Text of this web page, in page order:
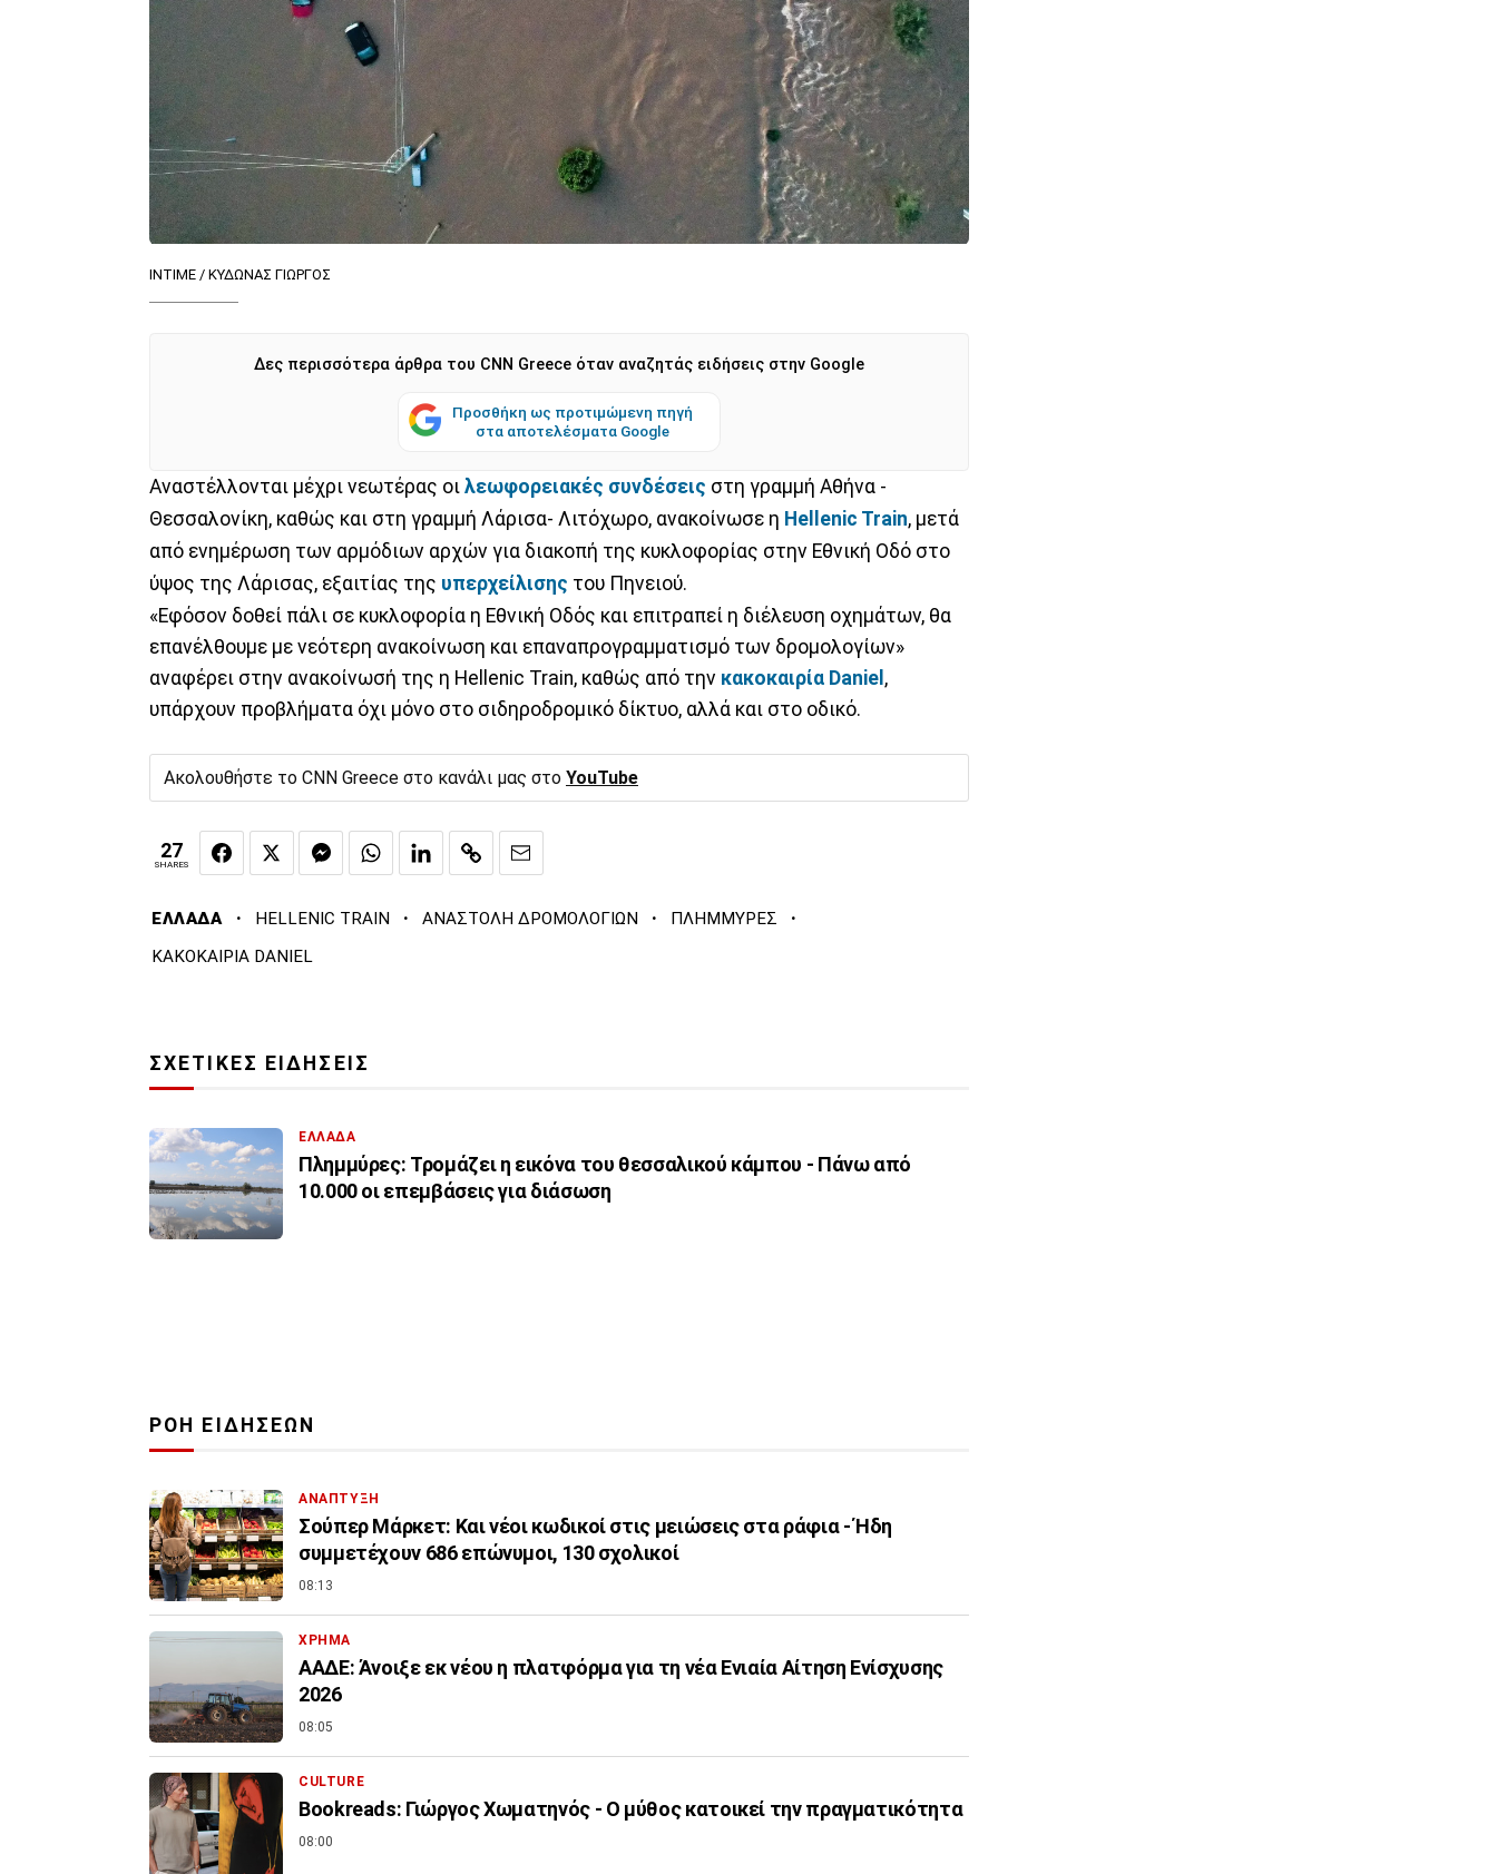
INTIME / ΚΥΔΩΝΑΣ ΓΙΩΡΓΟΣ
Δες περισσότερα άρθρα του CNN Greece όταν αναζητάς ειδήσεις στην Google
Προσθήκη ως προτιμώμενη πηγή
στα αποτελέσματα Google
Αναστέλλονται μέχρι νεωτέρας οι λεωφορειακές συνδέσεις στη γραμμή Αθήνα -
Θεσσαλονίκη, καθώς και στη γραμμή Λάρισα- Λιτόχωρο, ανακοίνωσε η Hellenic Train, μετά
από ενημέρωση των αρμόδιων αρχών για διακοπή της κυκλοφορίας στην Εθνική Οδό στο
ύψος της Λάρισας, εξαιτίας της υπερχείλισης του Πηνειού.
«Εφόσον δοθεί πάλι σε κυκλοφορία η Εθνική Οδός και επιτραπεί η διέλευση οχημάτων, θα
επανέλθουμε με νεότερη ανακοίνωση και επαναπρογραμματισμό των δρομολογίων»
αναφέρει στην ανακοίνωσή της η Hellenic Train, καθώς από την κακοκαιρία Daniel ,
υπάρχουν προβλήματα όχι μόνο στο σιδηροδρομικό δίκτυο, αλλά και στο οδικό.
Ακολουθήστε το CNN Greece στο κανάλι μας στο YouTube
27
SHARES
ΕΛΛΑΔΑ · HELLENIC TRAIN · ΑΝΑΣΤΟΛΗ ΔΡΟΜΟΛΟΓΙΩΝ · ΠΛΗΜΜΥΡΕΣ ·
ΚΑΚΟΚΑΙΡΙΑ DANIEL
ΣΧΕΤΙΚΕΣ ΕΙΔΗΣΕΙΣ
ΕΛΛΑΔΑ
Πλημμύρες: Τρομάζει η εικόνα του θεσσαλικού κάμπου - Πάνω από
10.000 οι επεμβάσεις για διάσωση
ΡΟΗ ΕΙΔΗΣΕΩΝ
ΑΝΑΠΤΥΞΗ
Σούπερ Μάρκετ: Και νέοι κωδικοί στις μειώσεις στα ράφια - Ήδη
συμμετέχουν 686 επώνυμοι, 130 σχολικοί
08:13
ΧΡΗΜΑ
ΑΑΔΕ: Άνοιξε εκ νέου η πλατφόρμα για τη νέα Ενιαία Αίτηση Ενίσχυσης
2026
08:05
CULTURE
Bookreads: Γιώργος Χωματηνός - Ο μύθος κατοικεί την πραγματικότητα
08:00